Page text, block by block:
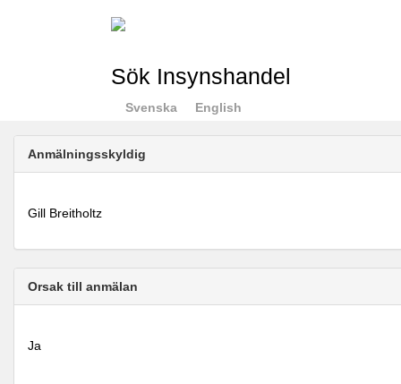
Sök Insynshandel
Svenska English
Anmälningsskyldig
Gill Breitholtz
Orsak till anmälan
Ja